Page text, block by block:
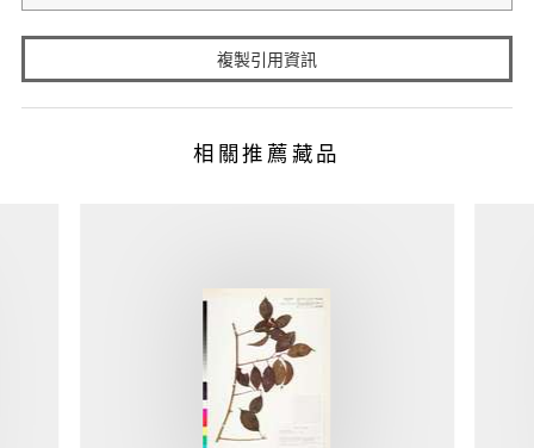
複製引用資訊
相關推薦藏品